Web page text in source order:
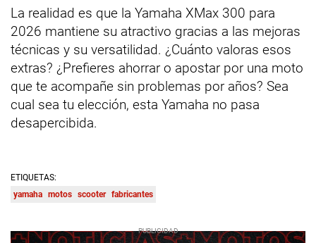
La realidad es que la Yamaha XMax 300 para
2026 mantiene su atractivo gracias a las mejoras
técnicas y su versatilidad. ¿Cuánto valoras esos
extras? ¿Prefieres ahorrar o apostar por una moto
que te acompañe sin problemas por años? Sea
cual sea tu elección, esta Yamaha no pasa
desapercibida.
ETIQUETAS:
yamaha motos scooter fabricantes